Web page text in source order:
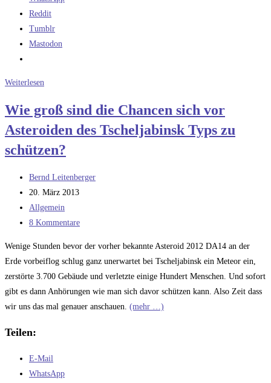
Reddit
Tumblr
Mastodon
Weiterlesen
eine
überflüssige
Wie groß sind die Chancen sich vor
Asteroiden des Tscheljabinsk Typs zu
schützen?
Beitrags-
Autor:
Bernd Leitenberger
Beitrag
veröffentlicht:
20. März 2013
Beitrags-
Kategorie:
Allgemein
Beitrags-
8 Kommentare
Wenige Stunden bevor der vorher bekannte Asteroid 2012 DA14 an der
Erde vorbeiflog schlug ganz unerwartet bei Tscheljabinsk ein Meteor ein,
zerstörte 3.700 Gebäude und verletzte einige Hundert Menschen. Und sofort
gibt es dann Anhörungen wie man sich davor schützen kann. Also Zeit dass
wir uns das mal genauer anschauen. (mehr …)
Teilen:
E-Mail
WhatsApp